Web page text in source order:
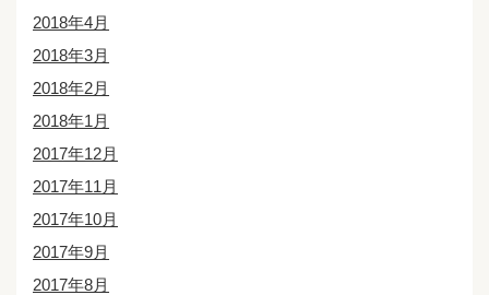
2018年4月
2018年3月
2018年2月
2018年1月
2017年12月
2017年11月
2017年10月
2017年9月
2017年8月